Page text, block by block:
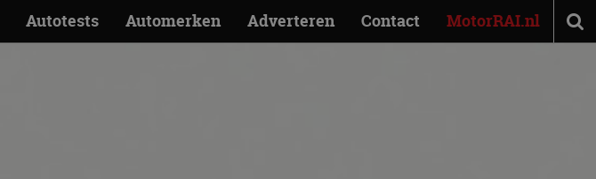
Autotests Automerken Adverteren Contact MotorRAI.nl